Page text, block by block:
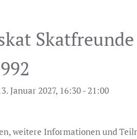
Januar 2027, 16:30 - 21:00
weitere Informationen und